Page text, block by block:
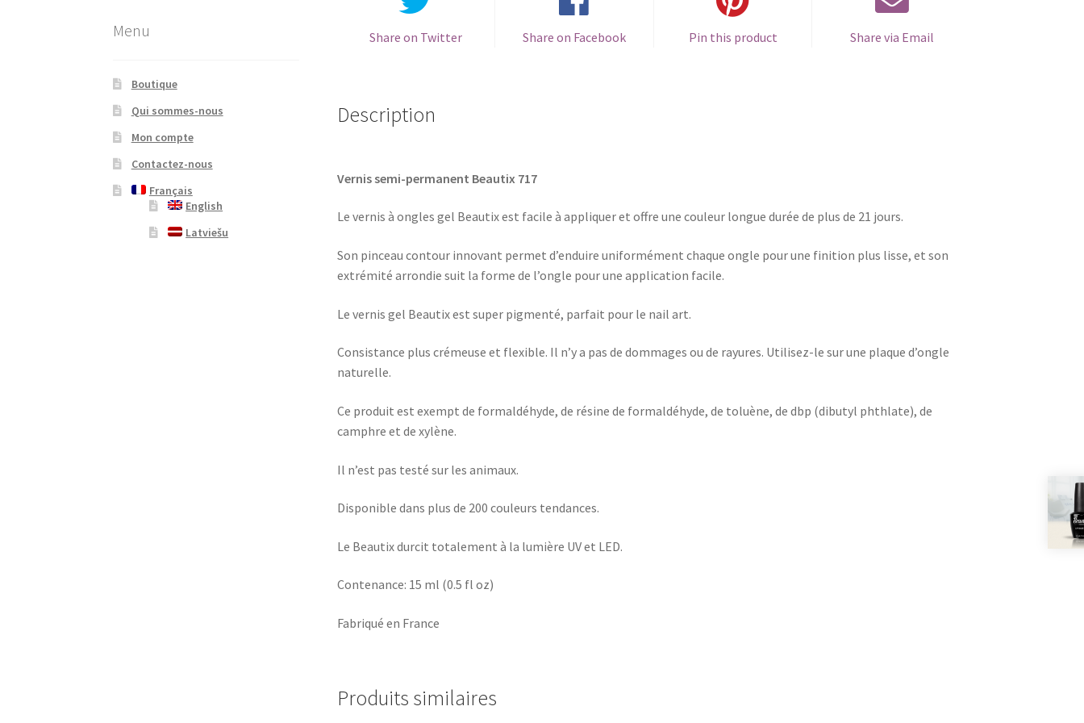
Share on Twitter Share on Facebook Pin this product Share via Email
Description
Vernis semi-permanent Beautix 717
Le vernis à ongles gel Beautix est facile à appliquer et offre une couleur longue durée de plus de 21 jours.
Son pinceau contour innovant permet d’enduire uniformément chaque ongle pour une finition plus lisse, et son
extrémité arrondie suit la forme de l’ongle pour une application facile.
Le vernis gel Beautix est super pigmenté, parfait pour le nail art.
Consistance plus crémeuse et flexible. Il n’y a pas de dommages ou de rayures. Utilisez-le sur une plaque d’ongle
naturelle.
Ce produit est exempt de formaldéhyde, de résine de formaldéhyde, de toluène, de dbp (dibutyl phthlate), de
camphre et de xylène.
Il n’est pas testé sur les animaux.
Disponible dans plus de 200 couleurs tendances.
Le Beautix durcit totalement à la lumière UV et LED.
Contenance: 15 ml (0.5 fl oz)
Fabriqué en France
Produits similaires
Menu
Boutique
Qui sommes-nous
Mon compte
Contactez-nous
Français
English
Latviešu